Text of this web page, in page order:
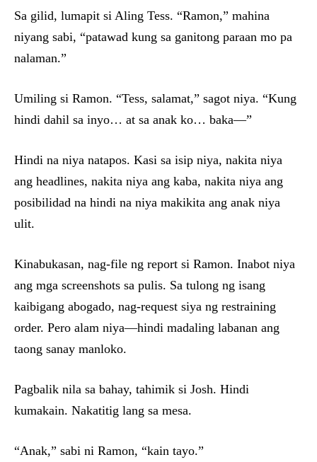
Sa gilid, lumapit si Aling Tess. “Ramon,” mahina
niyang sabi, “patawad kung sa ganitong paraan mo pa
nalaman.”
Umiling si Ramon. “Tess, salamat,” sagot niya. “Kung
hindi dahil sa inyo… at sa anak ko… baka—”
Hindi na niya natapos. Kasi sa isip niya, nakita niya
ang headlines, nakita niya ang kaba, nakita niya ang
posibilidad na hindi na niya makikita ang anak niya
ulit.
Kinabukasan, nag-file ng report si Ramon. Inabot niya
ang mga screenshots sa pulis. Sa tulong ng isang
kaibigang abogado, nag-request siya ng restraining
order. Pero alam niya—hindi madaling labanan ang
taong sanay manloko.
Pagbalik nila sa bahay, tahimik si Josh. Hindi
kumakain. Nakatitig lang sa mesa.
“Anak,” sabi ni Ramon, “kain tayo.”